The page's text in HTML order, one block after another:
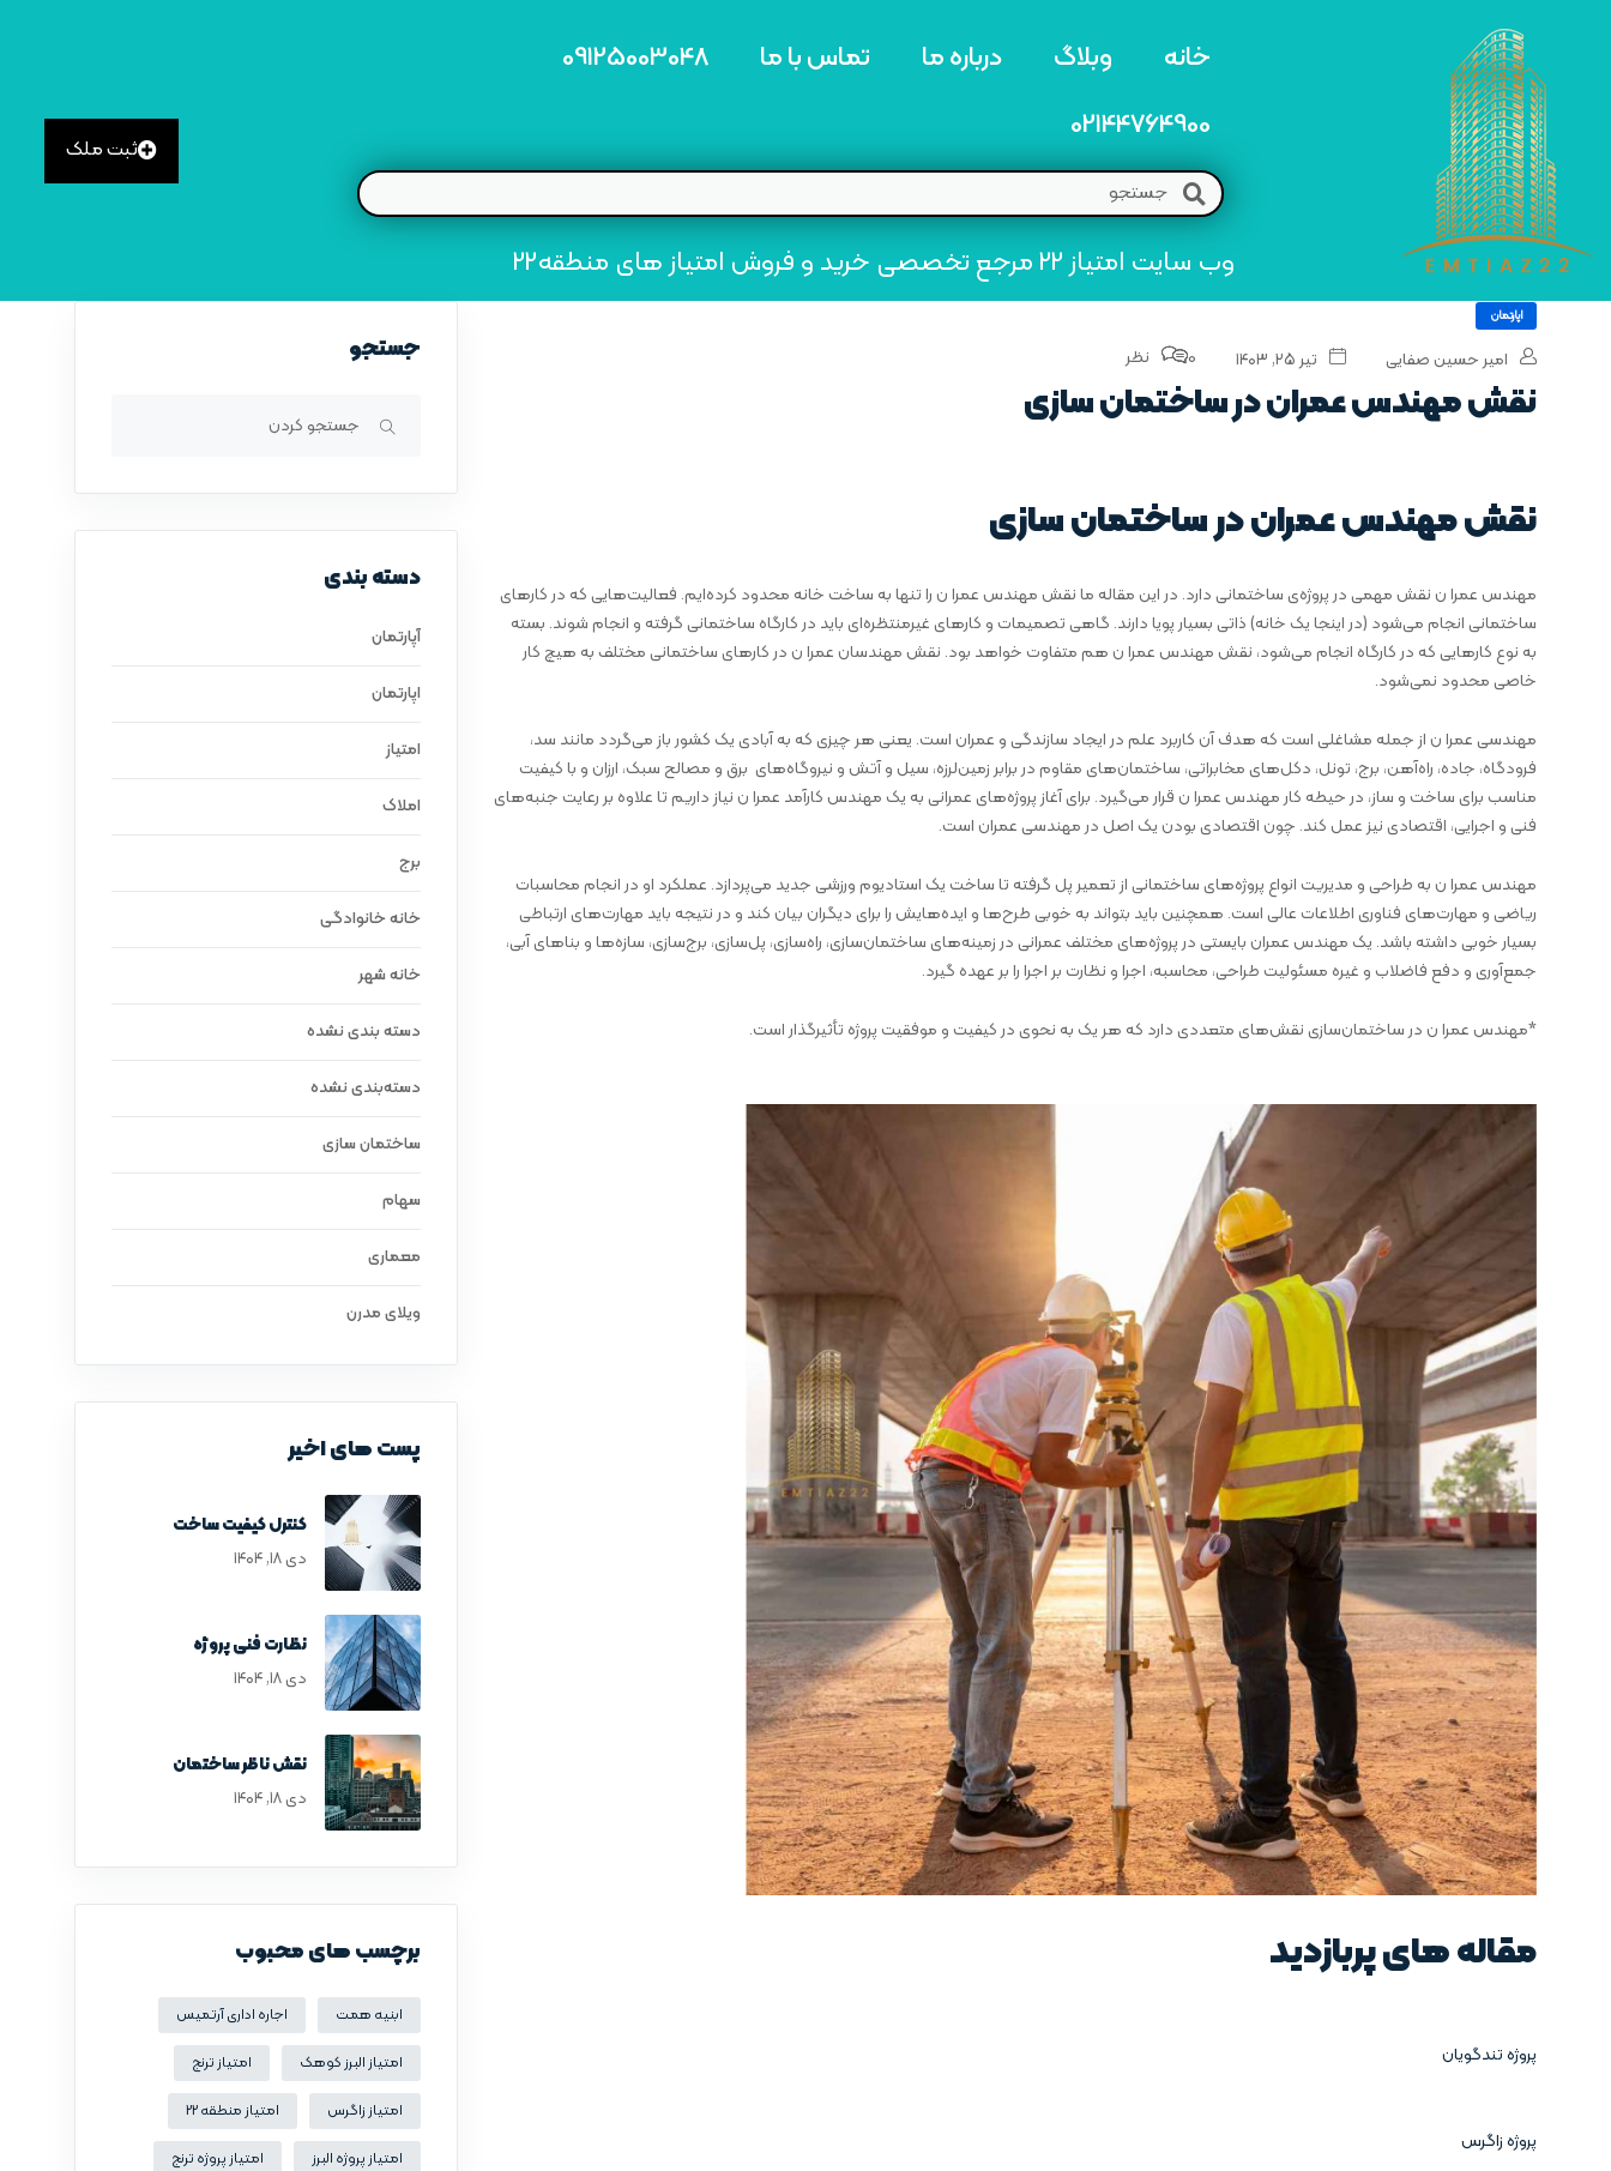
خانه وبلاگ درباره ما تماس با ما
09125003048
02144764900
وب سایت امتیاز 22 مرجع تخصصی خرید و فروش امتیاز های منطقه22
ثبت ملک
اپارتمان
امیر حسین صفایی تیر ۲۵, ۱۴۰۳ 0 نظر
نقش مهندس عمران در ساختمان سازی
نقش مهندس عمران در ساختمان سازی
مهندس عمرا ن نقش مهمی در پروژه‌ی ساختمانی دارد. در این مقاله ما نقش مهندس عمرا ن را تنها به ساخت خانه محدود کرده‌ایم. فعالیت‌هایی که در کارهای
ساختمانی انجام می‌شود (در اینجا یک خانه) ذاتی بسیار پویا دارند. گاهی تصمیمات و کارهای غیرمنتظره‌ای باید در کارگاه ساختمانی گرفته و انجام شوند. بسته
به نوع کارهایی که در کارگاه انجام می‌شود، نقش مهندس عمرا ن هم متفاوت خواهد بود. نقش مهندسان عمرا ن در کارهای ساختمانی مختلف به هیچ کار
خاصی محدود نمی‌شود.
مهندسی عمرا ن از جمله مشاغلی است که هدف آن کاربرد علم در ایجاد سازندگی و عمران است. یعنی هر چیزی که به آبادی یک کشور باز می‌گردد مانند سد،
فرودگاه، جاده، راه‌آهن، برج، تونل، دکل‌های مخابراتی، ساختمان‌های مقاوم در برابر زمین‌لرزه، سیل و آتش و نیروگاه‌های برق و مصالح سبک، ارزان و با کیفیت
مناسب برای ساخت و ساز، در حیطه کار مهندس عمرا ن قرار می‌گیرد. برای آغاز پروژه‌های عمرانی به یک مهندس کارآمد عمرا ن نیاز داریم تا علاوه بر رعایت جنبه‌های
فنی و اجرایی، اقتصادی نیز عمل کند. چون اقتصادی بودن یک اصل در مهندسی عمران است.
مهندس عمرا ن به طراحی و مدیریت انواع پروژه‌های ساختمانی از تعمیر پل گرفته تا ساخت یک استادیوم ورزشی جدید می‌پردازد. عملکرد او در انجام محاسبات
ریاضی و مهارت‌های فناوری اطلاعات عالی است. همچنین باید بتواند به خوبی طرح‌ها و ایده‌هایش را برای دیگران بیان کند و در نتیجه باید مهارت‌های ارتباطی
بسیار خوبی داشته باشد. یک مهندس عمران بایستی در پروژه‌های مختلف عمرانی در زمینه‌های ساختمان‌سازی، راه‌سازی، پل‌سازی، برج‌سازی، سازه‌ها و بناهای آبی،
جمع‌آوری و دفع فاضلاب و غیره مسئولیت طراحی، محاسبه، اجرا و نظارت بر اجرا را بر عهده گیرد.
*مهندس عمرا ن در ساختمان‌سازی نقش‌های متعددی دارد که هر یک به نحوی در کیفیت و موفقیت پروژه تأثیرگذار است.
مقاله های پربازدید
پروژه تندگویان
پروژه زاگرس
جستجو
دسته بندی
آپارتمان
اپارتمان
امتیاز
املاک
برج
خانه خانوادگی
خانه شهر
دسته بندی نشده
دسته‌بندی نشده
ساختمان سازی
سهام
معماری
ویلای مدرن
پست های اخیر
کنترل کیفیت ساخت
دی ۱۸, ۱۴۰۴
نظارت فنی پروژه
دی ۱۸, ۱۴۰۴
نقش ناظر ساختمان
دی ۱۸, ۱۴۰۴
برچسب های محبوب
ابنیه همت اجاره اداری آرتمیس
امتیاز البرز کوهک امتیاز ترنج
امتیاز زاگرس امتیاز منطقه 22
امتیاز پروژه البرز امتیاز پروژه ترنج